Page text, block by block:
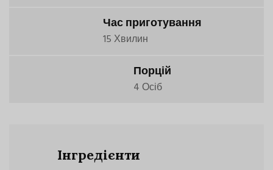
Час приготування
15 Хвилин
Порцій
4 Осіб
Інгредієнти